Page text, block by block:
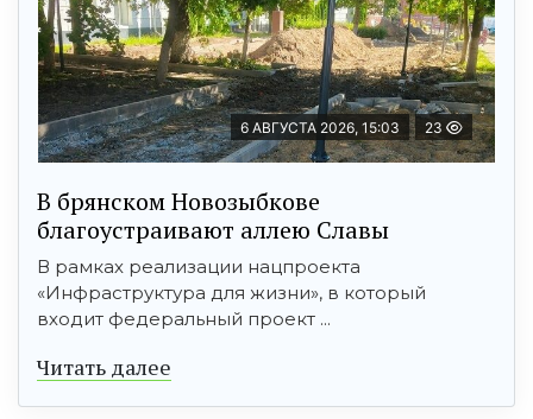
6 АВГУСТА 2026, 15:03 23
В брянском Новозыбкове
благоустраивают аллею Славы
В рамках реализации нацпроекта
«Инфраструктура для жизни», в который
входит федеральный проект ...
Читать далее